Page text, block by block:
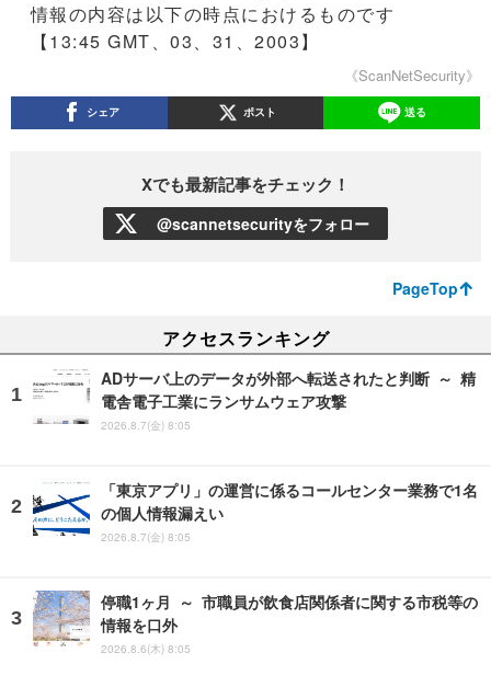
情報の内容は以下の時点におけるものです
【13:45 GMT、03、31、2003】
《ScanNetSecurity》
シェア ポスト 送る
Xでも最新記事をチェック！
@scannetsecurityをフォロー
PageTop
アクセスランキング
ADサーバ上のデータが外部へ転送されたと判断 ～ 精
電舎電子工業にランサムウェア攻撃
2026.8.7(金) 8:05
「東京アプリ」の運営に係るコールセンター業務で1名
の個人情報漏えい
2026.8.7(金) 8:05
停職1ヶ月 ～ 市職員が飲食店関係者に関する市税等の
情報を口外
2026.8.6(木) 8:05